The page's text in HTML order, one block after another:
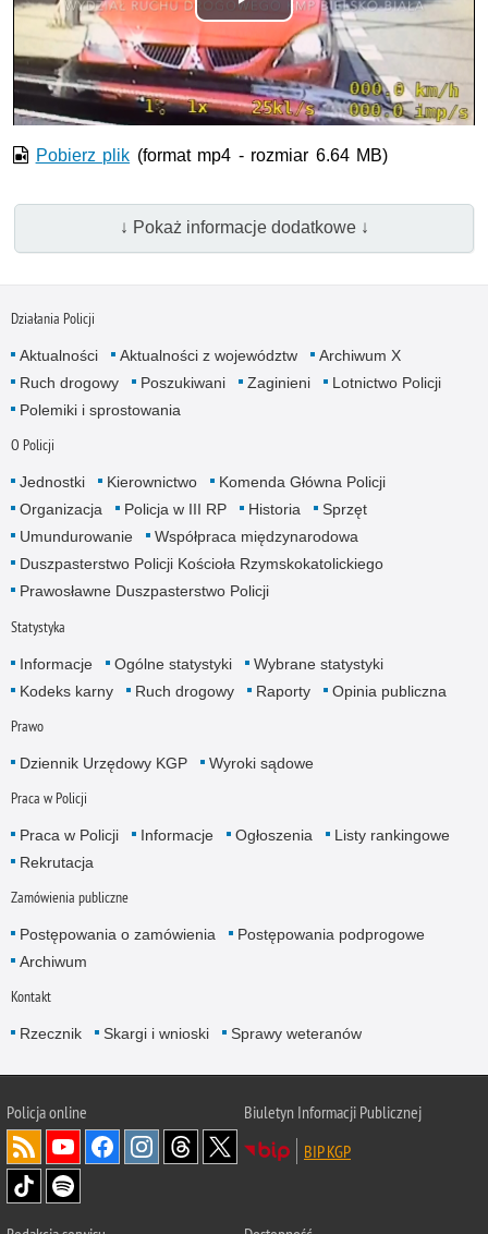
Odtwórz
wideo
Pobierz plik (format mp4 - rozmiar 6.64 MB)
↓ Pokaż informacje dodatkowe ↓
Działania Policji
Aktualności Aktualności z województw
Archiwum X
Ruch drogowy
Poszukiwani Zaginieni
Lotnictwo Policji
Polemiki i sprostowania
O Policji
Jednostki Kierownictwo
Komenda Główna Policji
Organizacja
Policja w III RP Historia
Sprzęt
Umundurowanie
Współpraca międzynarodowa
Duszpasterstwo Policji Kościoła Rzymskokatolickiego
Prawosławne Duszpasterstwo Policji
Statystyka
Informacje Ogólne statystyki
Wybrane statystyki
Kodeks karny
Ruch drogowy Raporty Opinia publiczna
Prawo
Dziennik Urzędowy KGP Wyroki sądowe
Praca w Policji
Praca w Policji Informacje Ogłoszenia
Listy rankingowe
Rekrutacja
Zamówienia publiczne
Postępowania o zamówienia
Postępowania podprogowe
Archiwum
Kontakt
Rzecznik Skargi i wnioski Sprawy weteranów
Policjaonline
Biuletyn Informacji Publicznej
BIP KGP